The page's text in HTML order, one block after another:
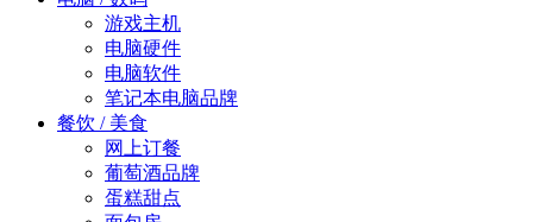
游戏主机
电脑硬件
电脑软件
笔记本电脑品牌
餐饮 / 美食
网上订餐
葡萄酒品牌
蛋糕甜点